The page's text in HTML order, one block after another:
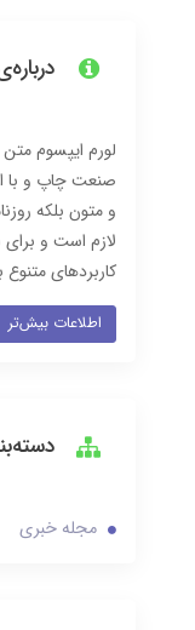
لورم ایپسوم
صنعت چاپ و با
و متون بلکه
لازم است و برای
کاربردهای
اطلاعات بیش‌تر
مجله خبری